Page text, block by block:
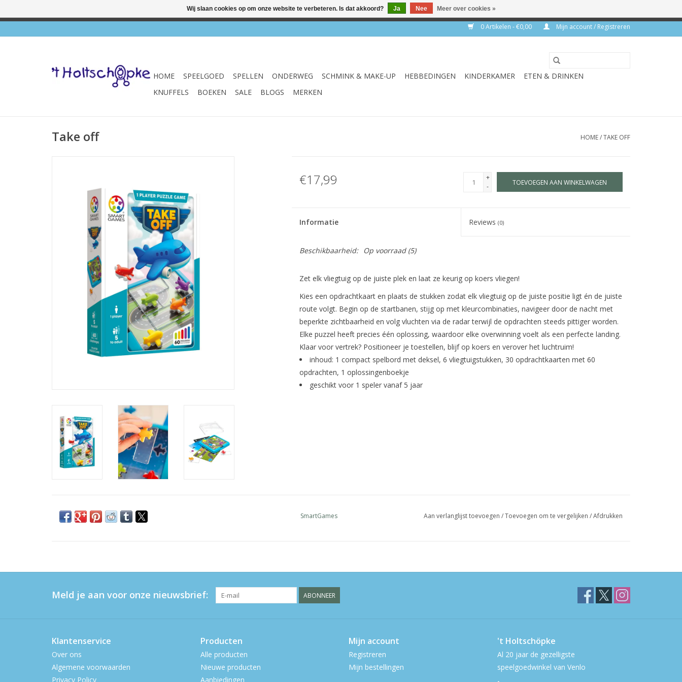
0 Artikelen - €0,00 Mijn account / Registreren
HOME SPEELGOED SPELLEN ONDERWEG SCHMINK & MAKE-UP HEBBEDINGEN KINDERKAMER
ETEN & DRINKEN
KNUFFELS
BOEKEN SALE BLOGS MERKEN
Take off HOME/TAKE OFF
€17,99
+
-
TOEVOEGEN AAN WINKELWAGEN
Informatie Reviews(0)
Beschikbaarheid: Op voorraad(5)
Zet elk vliegtuig op de juiste plek en laat ze keurig op koers vliegen!
Kies een opdrachtkaart en plaats de stukken zodat elk vliegtuig op de juiste positie ligt én de juiste
route volgt. Begin op de startbanen, stijg op met kleurcombinaties, navigeer door de nacht met
beperkte zichtbaarheid en volg vluchten via de radar terwijl de opdrachten steeds pittiger worden.
Elke puzzel heeft precies één oplossing, waardoor elke overwinning voelt als een perfecte landing.
Klaar voor vertrek? Positioneer je toestellen, blijf op koers en verover het luchtruim!
inhoud: 1 compact spelbord met deksel, 6 vliegtuigstukken, 30 opdrachtkaarten met 60
opdrachten, 1 oplossingenboekje
geschikt voor 1 speler vanaf 5 jaar
SmartGames Aan verlanglijst toevoegen /Toevoegen om te vergelijken /Afdrukken
Meld je aan voor onze nieuwsbrief: ABONNEER
Klantenservice
Over ons
Algemene voorwaarden
Privacy Policy
Producten
Alle producten
Nieuwe producten
Aanbiedingen
Mijn account
Registreren
Mijn bestellingen
't Holtschöpke
Al 20 jaar de gezelligste
speelgoedwinkel van Venlo
Wij slaan cookies op om onze website te verbeteren. Is dat akkoord? Ja Nee Meer over cookies »
✔ Winkel & webshop ✔ Gratis verzenden vanaf €75 ✔ Levertijd 1-3 werkdagen